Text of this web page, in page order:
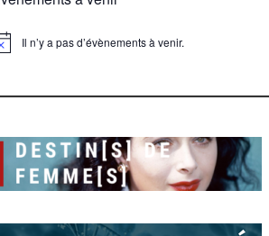
Il n’y a pas d’évènements à venir.